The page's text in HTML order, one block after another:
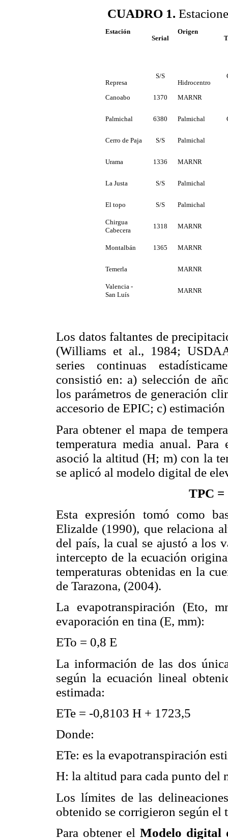
CUADRO 1.
Estación
Serial
Origen
Represa
S/S
Hidrocentro
Canoabo 1370 MARNR
Palmichal 6380 Palmichal
Cerro de Paja S/S Palmichal
Urama 1336 MARNR
La Justa S/S Palmichal
El topo S/S Palmichal
Chirgua
Cabecera
1318 MARNR
Montalbán 1365 MARNR
Temerla MARNR
Valencia -
San Luís
MARNR
Los datos faltantes de
(Williams et al., 1984;
series conti­nuas
consistió en: a) selección de
los parámetros de generación
accesorio de EPIC; c)
Para obtener el mapa de
temperatura media anual.
asoció la altitud (H; m) con la
se aplicó al modelo digital de
TPC =
Esta expresión tomó como
Elizalde (1990), que relaciona
del país, la cual se ajustó a los
intercepto de la ecuación
temperaturas obtenidas en la
de Tarazona, (2004).
La evapotranspiración (Eto,
evaporación en tina (E, mm):
ETo = 0,8 E
La información de las dos
según la ecuación lineal
estimada:
ETe = -0,8103 H + 1723,5
Donde:
ETe: es la evapotranspiración
H: la altitud para cada punto del
Los límites de las
obtenido se corrigieron según el
Para obtener el Modelo digital